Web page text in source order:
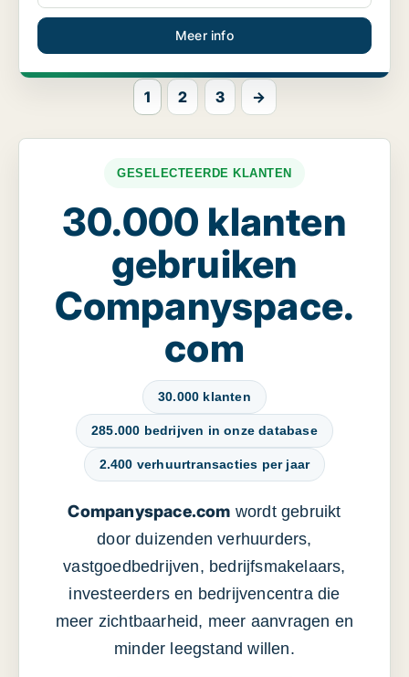
Meer info
1 2 3 →
GESELECTEERDE KLANTEN
30.000 klanten
gebruiken
Companyspace.
com
30.000 klanten
285.000 bedrijven in onze database
2.400 verhuurtransacties per jaar
Companyspace.com wordt gebruikt
door duizenden verhuurders,
vastgoedbedrijven, bedrijfsmakelaars,
investeerders en bedrijvencentra die
meer zichtbaarheid, meer aanvragen en
minder leegstand willen.